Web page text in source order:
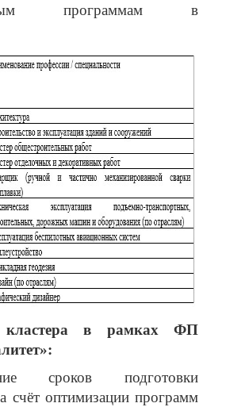
программам в
кластера в рамках ФП
сроков подготовки
счёт оптимизации программ